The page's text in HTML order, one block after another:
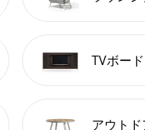
TVボード
アウトド